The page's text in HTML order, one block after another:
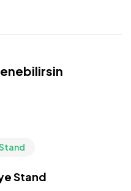
Stand